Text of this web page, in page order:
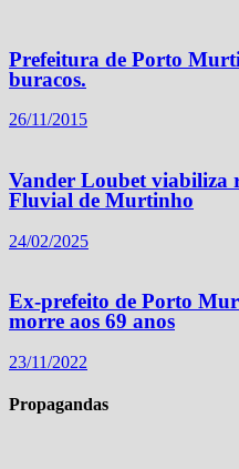
Prefeitura de Porto
buracos.
26/11/2015
Vander Loubet viabiliza
Fluvial de Murtinho
24/02/2025
Ex-prefeito de Porto
morre aos 69 anos
23/11/2022
Propagandas